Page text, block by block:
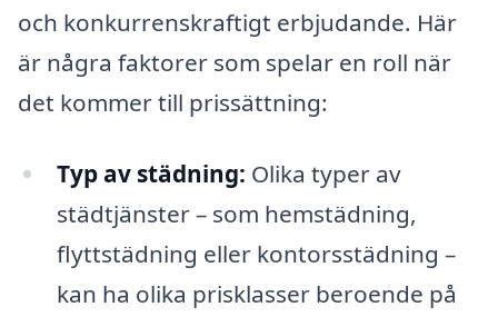
och konkurrenskraftigt erbjudande. Här
är några faktorer som spelar en roll när
det kommer till prissättning:
Typ av städning: Olika typer av
städtjänster – som hemstädning,
flyttstädning eller kontorsstädning –
kan ha olika prisklasser beroende på